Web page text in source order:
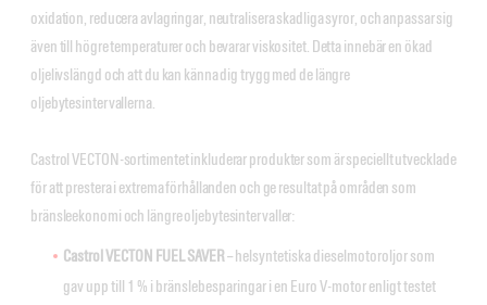
oxidation, reducera avlagringar, neutralisera skadliga syror, och anpassar sig
även till högre temperaturer och bevarar viskositet. Detta innebär en ökad
oljelivslängd och att du kan känna dig trygg med de längre
oljebytesintervallerna.
Castrol VECTON-sortimentet inkluderar produkter som är speciellt utvecklade
för att prestera i extrema förhållanden och ge resultat på områden som
bränsleekonomi och längre oljebytesintervaller:
Castrol VECTON FUEL SAVER– helsyntetiska dieselmotoroljor som
gav upp till 1 % i bränslebesparingar i en Euro V-motor enligt testet